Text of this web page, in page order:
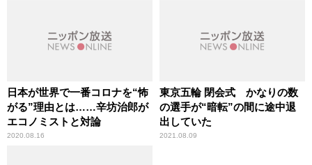
日本が世界で一番コロナを“怖
がる”理由とは……辛坊治郎が
エコノミストと対論
2020.08.16
東京五輪 閉会式 かなりの数
の選手が“暗転”の間に途中退
出していた
2021.08.09